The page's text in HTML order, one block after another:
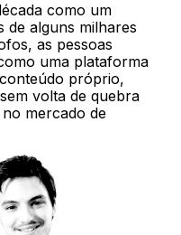
como um
de alguns milhares
as pessoas
uma plataforma
próprio,
volta de quebra
mercado de